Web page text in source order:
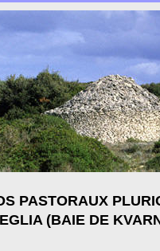
PASTORAUX
(BAIE DE